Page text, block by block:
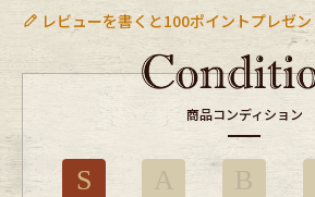
Belt
Keyring
レビューを書くと100ポイントプレゼン
商品コンディション
S